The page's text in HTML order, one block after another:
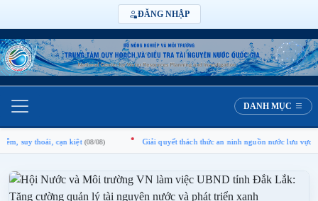
ĐĂNG NHẬP
DANH MỤC
08) Giải quyết thách thức an ninh nguồn nước lưu vực sông Hồng(08/08)